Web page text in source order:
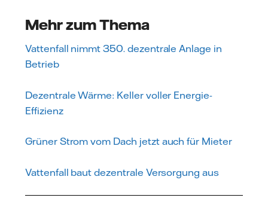
Mehr zum Thema
Vattenfall nimmt 350. dezentrale Anlage in
Betrieb
Dezentrale Wärme: Keller voller Energie-
Effizienz
Grüner Strom vom Dach jetzt auch für Mieter
Vattenfall baut dezentrale Versorgung aus